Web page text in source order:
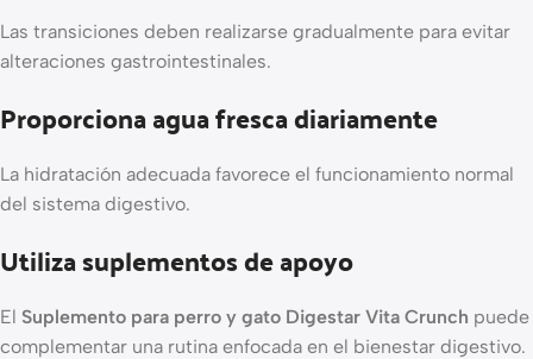
Las transiciones deben realizarse gradualmente para evitar
alteraciones gastrointestinales.
Proporciona agua fresca diariamente
La hidratación adecuada favorece el funcionamiento normal
del sistema digestivo.
Utiliza suplementos de apoyo
El Suplemento para perro y gato Digestar Vita Crunch puede
complementar una rutina enfocada en el bienestar digestivo.